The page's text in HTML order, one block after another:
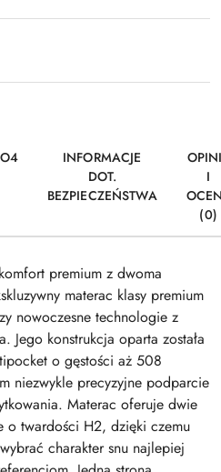
INFORMACJE
DOT.
BEZPIECZEŃSTWA
I
(0)
premium z dwoma
materac klasy premium
nowoczesne technologie z
Jego konstrukcja oparta została
o gęstości aż 508
niezwykle precyzyjne podparcie
Materac oferuje dwie
o twardości H2, dzięki czemu
charakter snu najlepiej